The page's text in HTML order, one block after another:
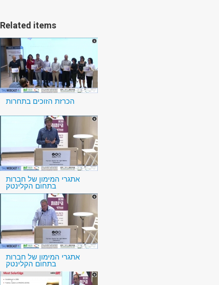
Related items
הכרזת הזוכים בתחרות
אתגרי המימון של חברות
בתחום הקלינטק
אתגרי המימון של חברות
בתחום הקלינטק